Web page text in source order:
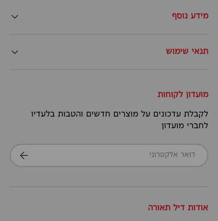
מידע נוסף
תנאי שימוש
מועדון לקוחות
לקבלת עדכונים על מוצרים חדשים והטבות בלעדיו
לחברי מועדון
דואר אלקטרוני
הרשמה
אודות דיל תאורה